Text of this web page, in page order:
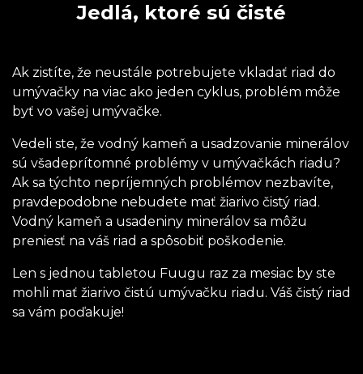
Jedlá, ktoré sú čisté
Ak zistíte, že neustále potrebujete vkladať riad do
umývačky na viac ako jeden cyklus, problém môže
byť vo vašej umývačke.
Vedeli ste, že vodný kameň a usadzovanie minerálov
sú všadeprítomné problémy v umývačkách riadu?
Ak sa týchto nepríjemných problémov nezbavíte,
pravdepodobne nebudete mať žiarivo čistý riad.
Vodný kameň a usadeniny minerálov sa môžu
preniesť na váš riad a spôsobiť poškodenie.
Len s jednou tabletou Fuugu raz za mesiac by ste
mohli mať žiarivo čistú umývačku riadu. Váš čistý riad
sa vám poďakuje!